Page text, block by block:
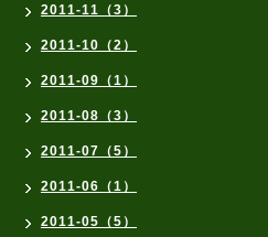
2011-11（3）
2011-10（2）
2011-09（1）
2011-08（3）
2011-07（5）
2011-06（1）
2011-05（5）